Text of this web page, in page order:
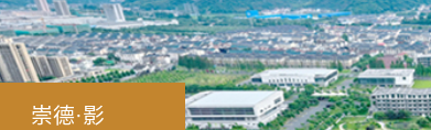
崇德·影